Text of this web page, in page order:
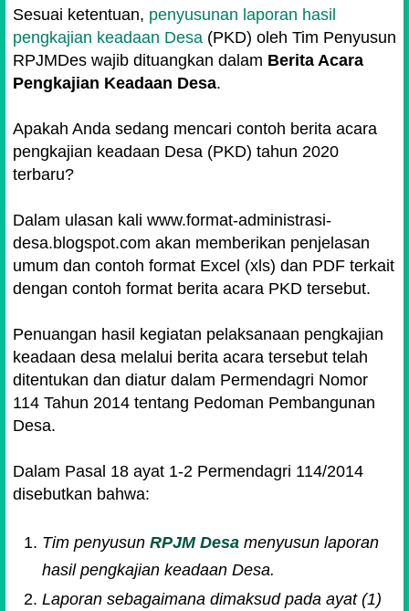
Sesuai ketentuan, penyusunan laporan hasil
pengkajian keadaan Desa (PKD) oleh Tim Penyusun
RPJMDes wajib dituangkan dalam Berita Acara
Pengkajian Keadaan Desa.
Apakah Anda sedang mencari contoh berita acara
pengkajian keadaan Desa (PKD) tahun 2020
terbaru?
Dalam ulasan kali www.format-administrasi-
desa.blogspot.com akan memberikan penjelasan
umum dan contoh format Excel (xls) dan PDF terkait
dengan contoh format berita acara PKD tersebut.
Penuangan hasil kegiatan pelaksanaan pengkajian
keadaan desa melalui berita acara tersebut telah
ditentukan dan diatur dalam Permendagri Nomor
114 Tahun 2014 tentang Pedoman Pembangunan
Desa.
Dalam Pasal 18 ayat 1-2 Permendagri 114/2014
disebutkan bahwa:
Tim penyusunRPJM Desa menyusun laporan
hasil pengkajian keadaan Desa.
Laporan sebagaimana dimaksud pada ayat (1)